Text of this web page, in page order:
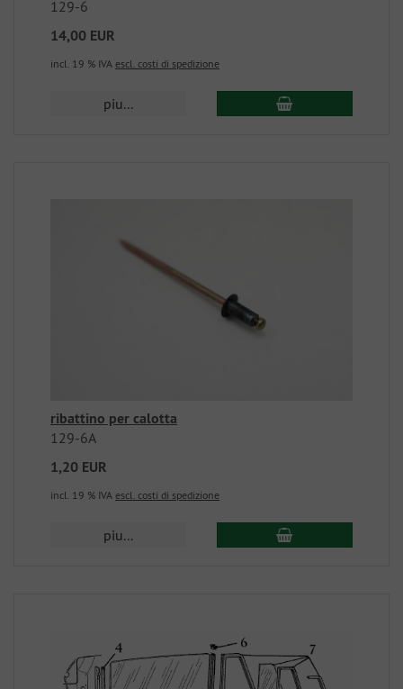
129-6
14,00 EUR
incl. 19 % IVA escl. costi di spedizione
piu...
ribattino per calotta
129-6A
1,20 EUR
incl. 19 % IVA escl. costi di spedizione
piu...